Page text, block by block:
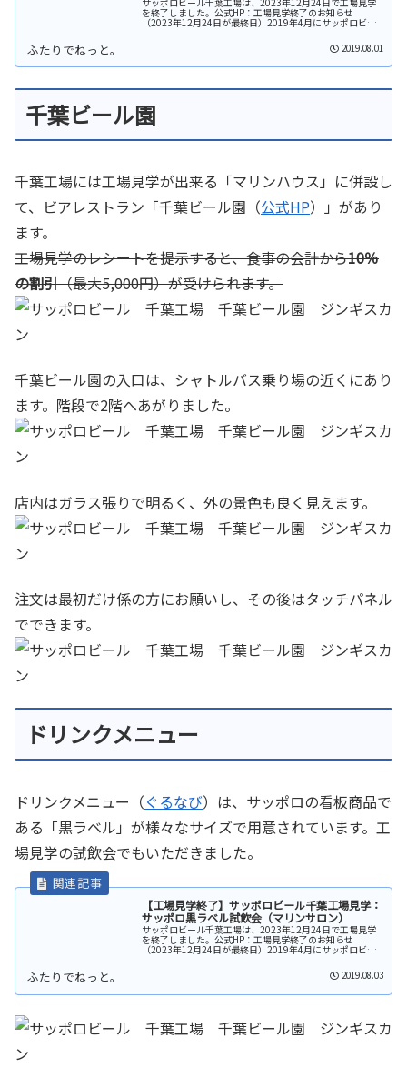
を終了しました。公式HP：工場見学終了のお知らせ
（2023年12月24日が最終日）2019年4月にサッポロビー
ル千葉工場へ工場見学に行ってきました。サッポロビール
2019.08.01
千葉ビール園
千葉工場には工場見学が出来る「マリンハウス」に併設し
て、ビアレストラン「千葉ビール園（公式HP）」があり
ます。
工場見学のレシートを提示すると、食事の会計から10％
の割引（最大5,000円）が受けられます。
千葉ビール園の入口は、シャトルバス乗り場の近くにあり
ます。階段で2階へあがりました。
店内はガラス張りで明るく、外の景色も良く見えます。
注文は最初だけ係の方にお願いし、その後はタッチパネル
でできます。
ドリンクメニュー
ドリンクメニュー（ぐるなび）は、サッポロの看板商品で
ある「黒ラベル」が様々なサイズで用意されています。工
場見学の試飲会でもいただきました。
【工場見学終了】サッポロビール千葉工場見学：
サッポロ黒ラベル試飲会（マリンサロン）
サッポロビール千葉工場は、2023年12月24日で工場見学
を終了しました。公式HP：工場見学終了のお知らせ
（2023年12月24日が最終日）2019年4月にサッポロビー
2019.08.03